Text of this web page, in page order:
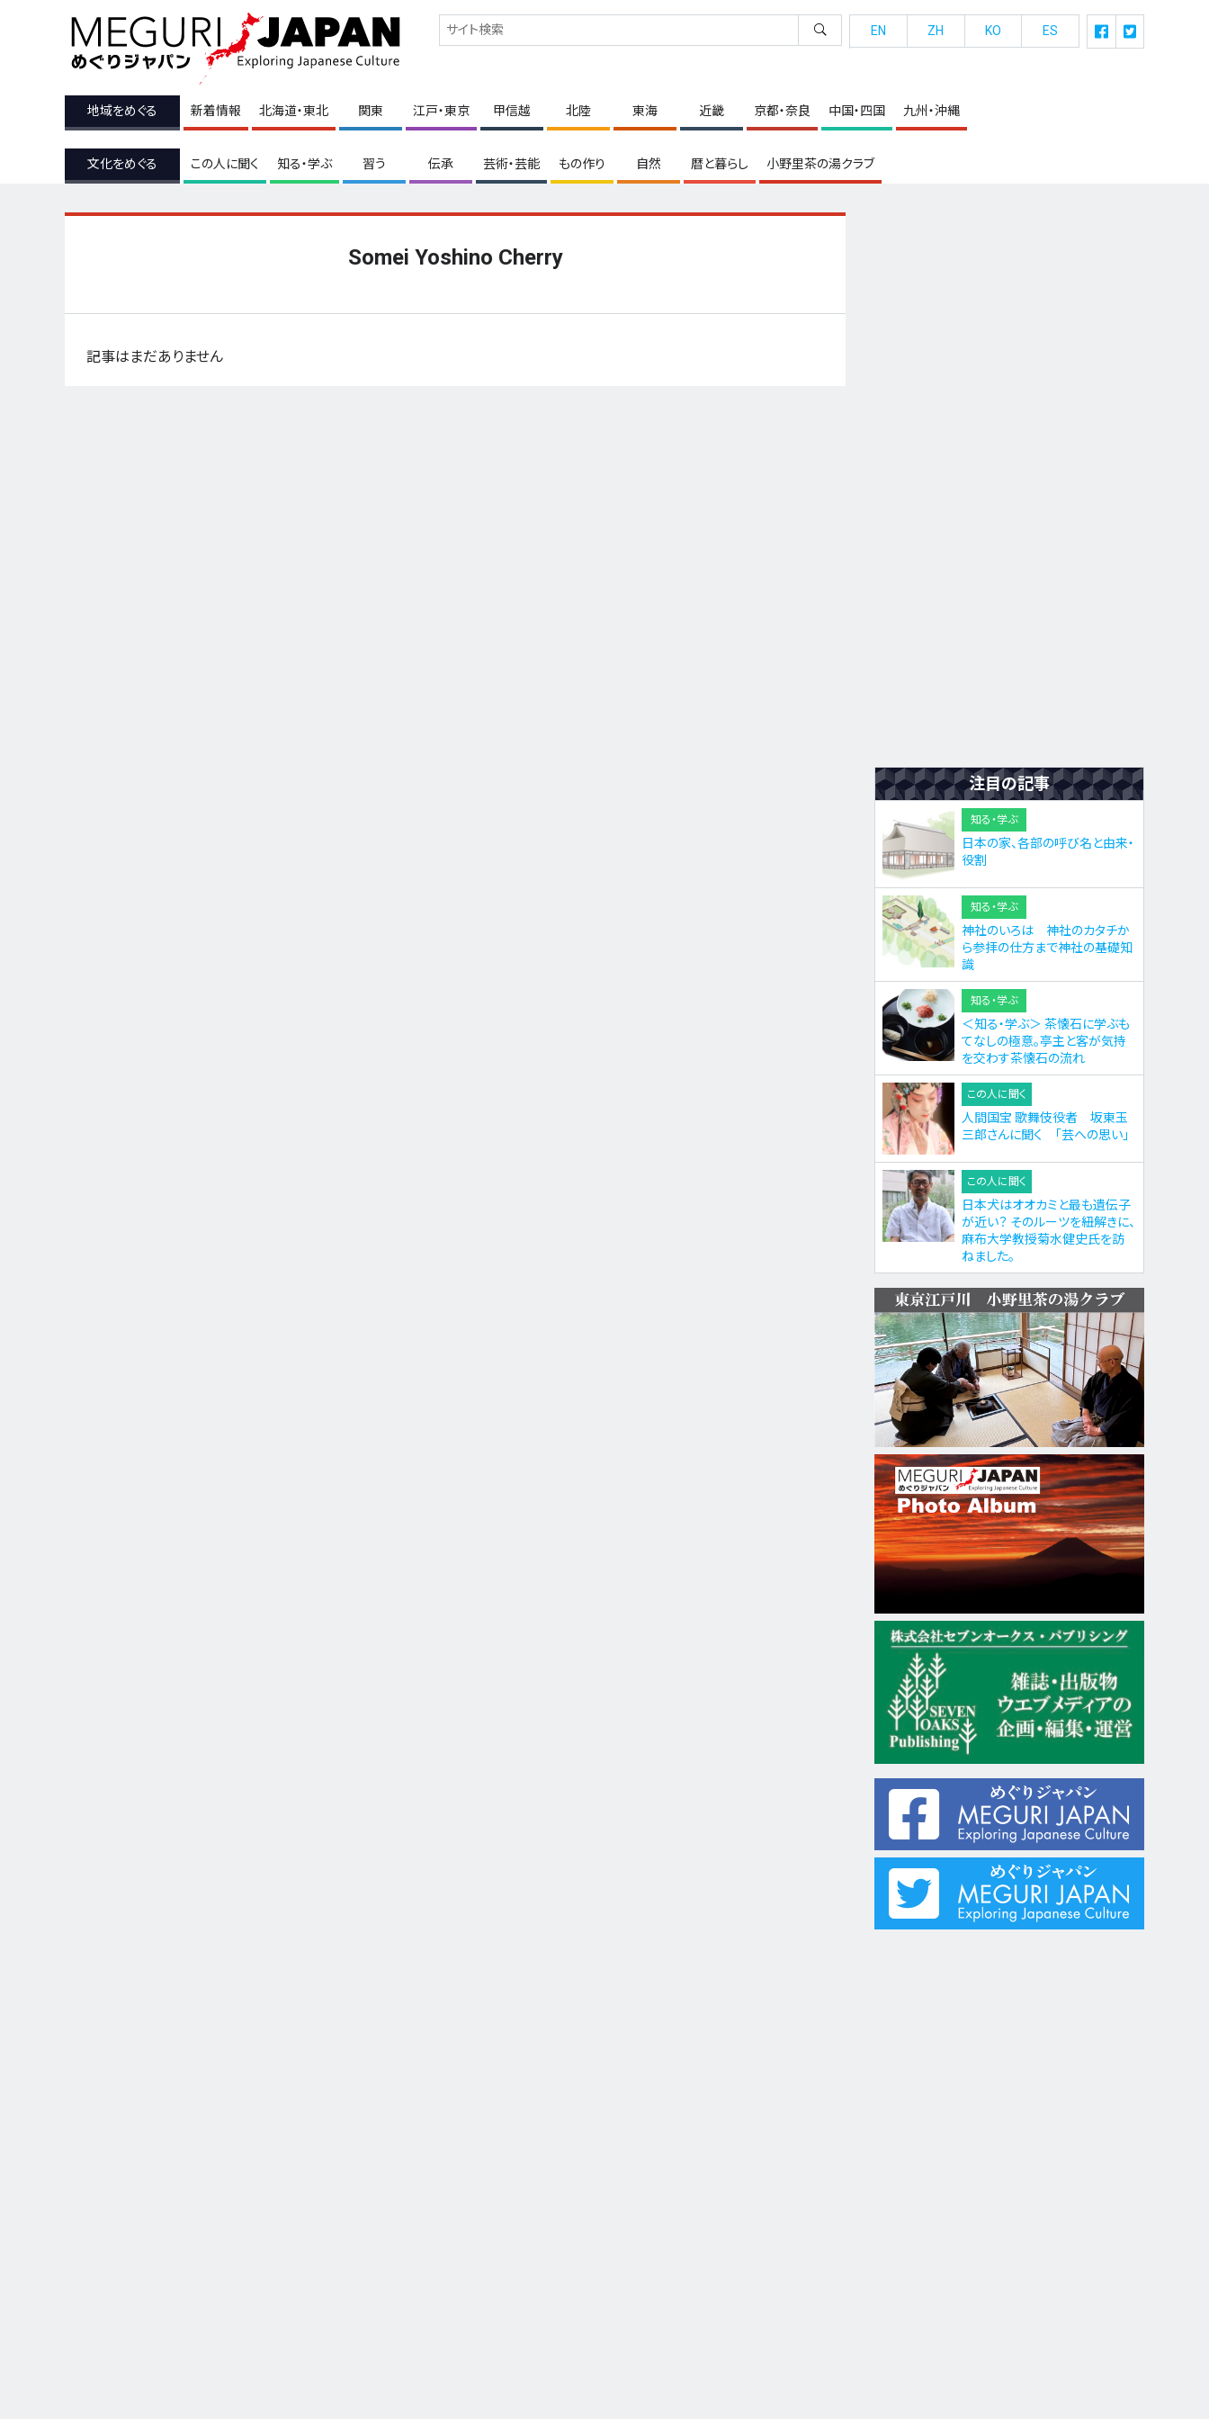
地域をめぐる 新着情報 北海道・東北 関東 江戸・東京 甲信越 北陸 東海 近畿 京都・奈良 中国・四国 九州・沖縄
文化をめぐる この人に聞く 知る・学ぶ 習う 伝承 芸術・芸能 もの作り 自然 暦と暮らし 小野里茶の湯クラブ
EN ZH KO ES
Somei Yoshino Cherry
記事はまだありません
注目の記事
知る・学ぶ
日本の家、各部の呼び名と由来・
役割
知る・学ぶ
神社のいろは 神社のカタチか
ら参拝の仕方まで神社の基礎知
識
知る・学ぶ
＜知る・学ぶ＞ 茶懐石に学ぶも
てなしの極意。亭主と客が気持
を交わす茶懐石の流れ
この人に聞く
人間国宝 歌舞伎役者 坂東玉
三郎さんに聞く 「芸への思い」
この人に聞く
日本犬はオオカミと最も遺伝子
が近い？ そのルーツを紐解きに、
麻布大学教授菊水健史氏を訪
ねました。